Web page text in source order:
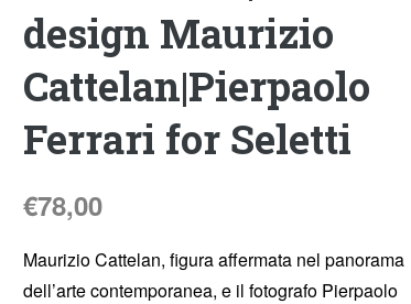
design Maurizio
Cattelan|Pierpaolo
Ferrari for Seletti
€78,00
Maurizio Cattelan, figura affermata nel panorama
dell’arte contemporanea, e il fotografo Pierpaolo